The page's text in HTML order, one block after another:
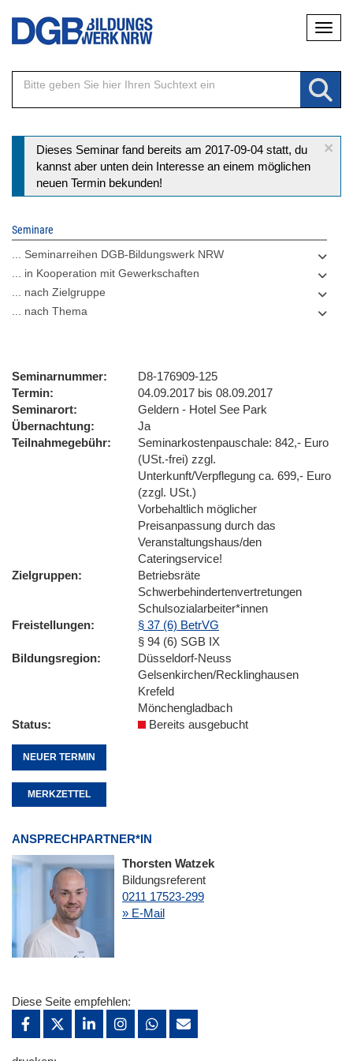
Direkt
Inhalt
×
Statusmeldung
Dieses Seminar fand bereits am 2017-09-04 statt, du
kannst aber unten dein Interesse an einem möglichen
neuen Termin bekunden!
Seminare
... Seminarreihen DGB-Bildungswerk NRW
... in Kooperation mit Gewerkschaften
... nach Zielgruppe
... nach Thema
Seminarnummer
D8-176909-125
Termin
04.09.2017 bis 08.09.2017
Seminarort
Geldern - Hotel See Park
Übernachtung
Ja
Teilnahmegebühr
Seminarkostenpauschale: 842,- Euro
(USt.-frei) zzgl.
Unterkunft/Verpflegung ca. 699,- Euro
(zzgl. USt.)
Vorbehaltlich möglicher
Preisanpassung durch das
Veranstaltungshaus/den
Cateringservice!
Zielgruppen
Betriebsräte
Schwerbehindertenvertretungen
Schulsozialarbeiter*innen
Freistellungen
§ 37 (6) BetrVG
§ 94 (6) SGB IX
Bildungsregion
Düsseldorf-Neuss
Gelsenkirchen/Recklinghausen
Krefeld
Mönchengladbach
Status
Bereits ausgebucht
NEUER TERMIN
MERKZETTEL
ANSPRECHPARTNER*IN
Thorsten Watzek
Bildungsreferent
0211 17523-299
» E-Mail
Diese Seite empfehlen: